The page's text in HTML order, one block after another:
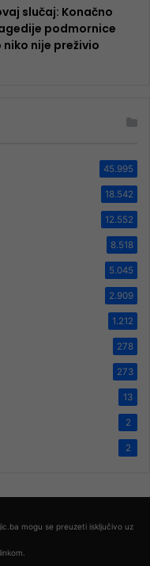
slučaj: Konačno
podmornice
nije preživio
45.995
18.542
12.552
8.518
5.045
2.909
1.212
278
273
13
2
2
mogu se preuzeti isključivo uz